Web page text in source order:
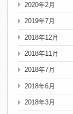
2020年2月
2019年7月
2018年12月
2018年11月
2018年7月
2018年6月
2018年3月